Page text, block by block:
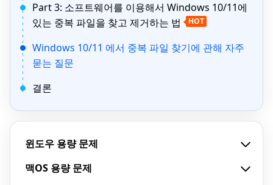
Part 3: 소프트웨어를 이용해서 Windows 10/11에
있는 중복 파일을 찾고 제거하는 법
HOT
Windows 10/11 에서 중복 파일 찾기에 관해 자주
묻는 질문
결론
윈도우 용량 문제
맥OS 용량 문제